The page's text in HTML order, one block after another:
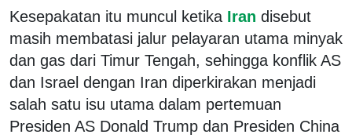
Kesepakatan itu muncul ketika Iran disebut
masih membatasi jalur pelayaran utama minyak
dan gas dari Timur Tengah, sehingga konflik AS
dan Israel dengan Iran diperkirakan menjadi
salah satu isu utama dalam pertemuan
Presiden AS Donald Trump dan Presiden China